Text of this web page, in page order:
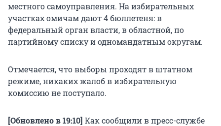
местного самоуправления. На избирательных
участках омичам дают 4 бюллетеня: в
федеральный орган власти, в областной, по
партийному списку и одномандатным округам.
Отмечается, что выборы проходят в штатном
режиме, никаких жалоб в избирательную
комиссию не поступало.
[Обновлено в 19:10] Как сообщили в пресс-службе